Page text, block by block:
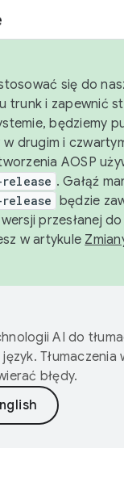
się do
trunk i zapewnić
będziemy
w drugim i
AOSP
. Gałąź
będzie
przesłanej do
w artykule
AI do
Tłumaczenia
błędy.